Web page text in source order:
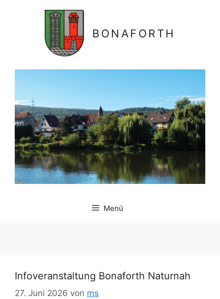
BONAFORTH
Menü
Infoveranstaltung Bonaforth Naturnah
27. Juni 2026 von ms